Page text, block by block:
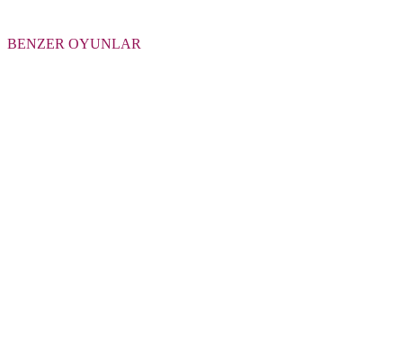
BENZER OYUNLAR